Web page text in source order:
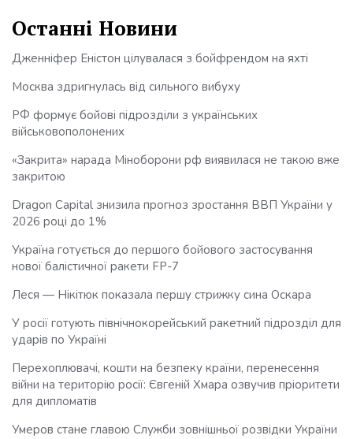
Останні Новини
Дженніфер Еністон цілувалася з бойфрендом на яхті
Москва здригнулась від сильного вибуху
РФ формує бойові підрозділи з українських
військовополонених
«Закрита» нарада Міноборони рф виявилася не такою вже
закритою
Dragon Capital знизила прогноз зростання ВВП України у
2026 році до 1%
Україна готується до першого бойового застосування
нової балістичної ракети FP-7
Леся — Нікітюк показала першу стрижку сина Оскара
У росії готують північнокорейський ракетний підрозділ для
ударів по Україні
Перехоплювачі, кошти на безпеку країни, перенесення
війни на територію росії: Євгеній Хмара озвучив пріоритети
для дипломатів
Умеров стане главою Служби зовнішньої розвідки України